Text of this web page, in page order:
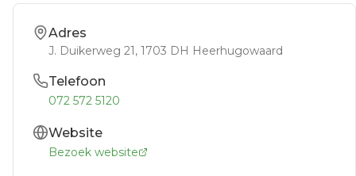
Adres
J. Duikerweg 21, 1703 DH Heerhugowaard
Telefoon
072 572 5120
Website
Bezoek website